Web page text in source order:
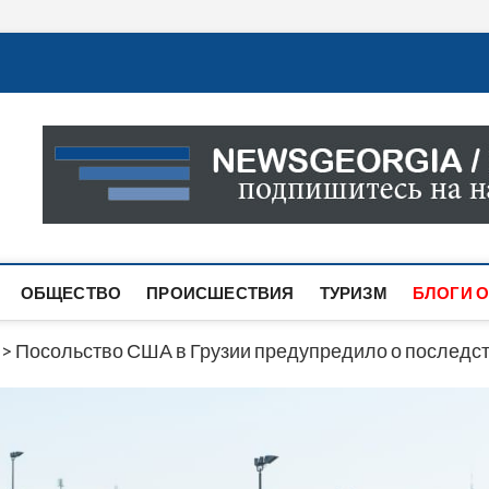
Новости Грузии
САМАЯ АКТУАЛЬНАЯ ИНФОРМАЦИЯ О СОБЫТИЯХ
САЙТЕ ВЫ НАЙДЕТЕ НОВОСТИ ПОЛИТИКИ,
ОБЩЕСТВО ПРОИСШЕСТВИЯ ТУРИЗМ БЛОГИ
> Посольство США в Грузии предупредило о